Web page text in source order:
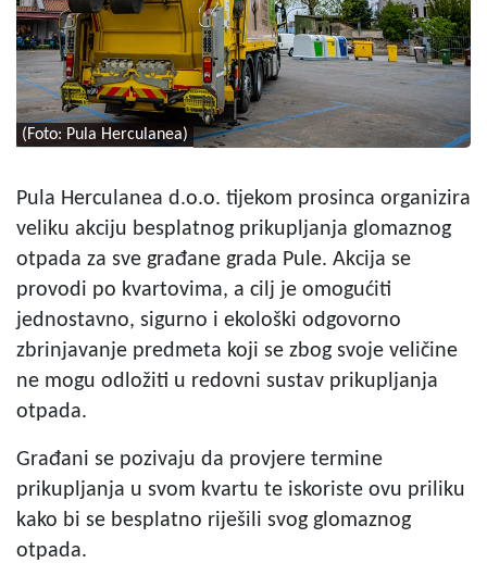
(Foto: Pula Herculanea)
Pula Herculanea d.o.o. tijekom prosinca organizira
veliku akciju besplatnog prikupljanja glomaznog
otpada za sve građane grada Pule. Akcija se
provodi po kvartovima, a cilj je omogućiti
jednostavno, sigurno i ekološki odgovorno
zbrinjavanje predmeta koji se zbog svoje veličine
ne mogu odložiti u redovni sustav prikupljanja
otpada.
Građani se pozivaju da provjere termine
prikupljanja u svom kvartu te iskoriste ovu priliku
kako bi se besplatno riješili svog glomaznog
otpada.